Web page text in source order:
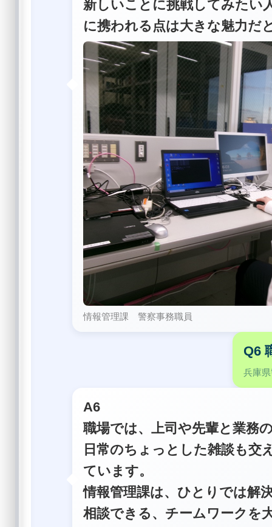
新しいことに挑戦してみたい
に携われる点は大きな魅力だ
情報管理課 警察事務職員
Q6
兵庫
A6
職場では、上司や先輩と業務
日常のちょっとした雑談も交
ています。
情報管理課は、ひとりでは解
相談できる、チームワークを